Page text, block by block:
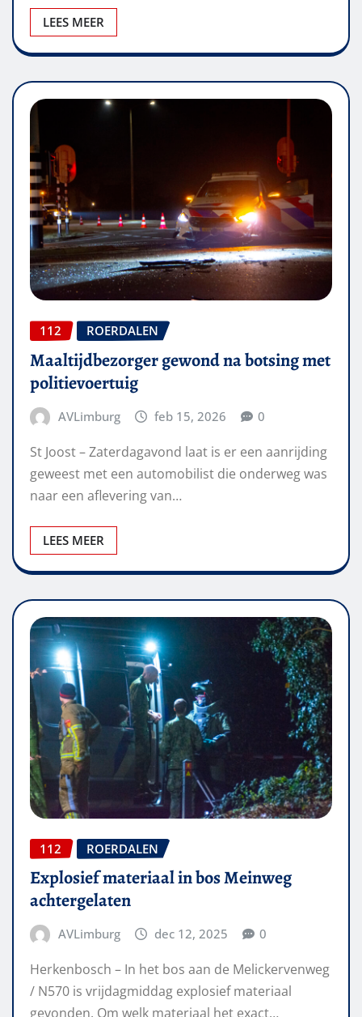
LEES MEER
112 ROERDALEN
Maaltijdbezorger gewond na botsing met
politievoertuig
AVLimburg feb 15, 2026 0
St Joost – Zaterdagavond laat is er een aanrijding
geweest met een automobilist die onderweg was
naar een aflevering van…
LEES MEER
112 ROERDALEN
Explosief materiaal in bos Meinweg
achtergelaten
AVLimburg dec 12, 2025 0
Herkenbosch – In het bos aan de Melickervenweg
/ N570 is vrijdagmiddag explosief materiaal
gevonden. Om welk materiaal het exact…